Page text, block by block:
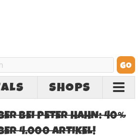
SHOPS
BEI PETER HAHN: 40%
4.000 ARTIKEL!